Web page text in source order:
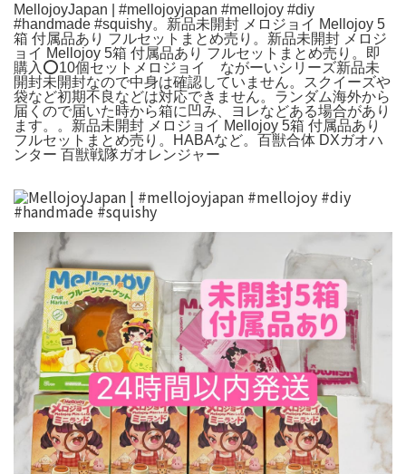
MellojoyJapan | #mellojoyjapan #mellojoy #diy
#handmade #squishy。新品未開封 メロジョイ Mellojoy 5
箱 付属品あり フルセットまとめ売り。新品未開封 メロジ
ョイ Mellojoy 5箱 付属品あり フルセットまとめ売り。即
購入️⭕️10個セットメロジョイ ながーいシリーズ新品未
開封未開封なので中身は確認していません。スクイーズや
袋など初期不良などは対応できません。ランダム海外から
届くので届いた時から箱に凹み、ヨレなどある場合があり
ます。。新品未開封 メロジョイ Mellojoy 5箱 付属品あり
フルセットまとめ売り。HABAなど。百獣合体 DXガオハ
ンター 百獣戦隊ガオレンジャー